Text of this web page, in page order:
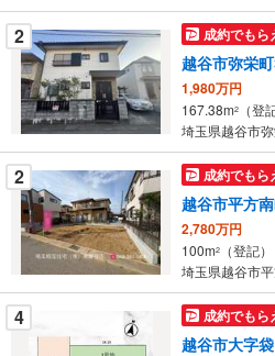
件
を
マ
イ
ペ
ー
ジ
に
保
す
る
2 成約でもら
越谷市弥栄
1,980万円
167.38m2
（登
埼玉県越谷市
2 成約でもら
越谷市平方
2,780万円
100m2
（登記）
埼玉県越谷市
4 成約でもら
越谷市大字